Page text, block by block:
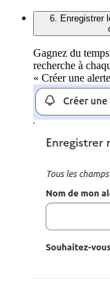
6. Enregistrer
Gagnez du
recherche à
« Créer une